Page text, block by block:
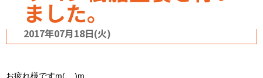
ました。
2017年07月18日(火)
お疲れ様ですm(._.)m